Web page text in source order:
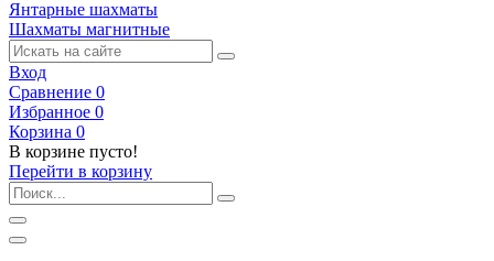
Янтарные шахматы
Шахматы магнитные
Вход
Сравнение 0
Избранное 0
Корзина 0
В корзине пусто!
Перейти в корзину